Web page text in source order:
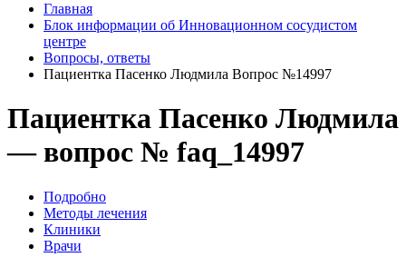
Главная
Блок информации об Инновационном сосудистом
центре
Вопросы, ответы
Пациентка Пасенко Людмила Вопрос №14997
Пациентка Пасенко Людмила
— вопрос № faq_14997
Подробно
Методы лечения
Клиники
Врачи